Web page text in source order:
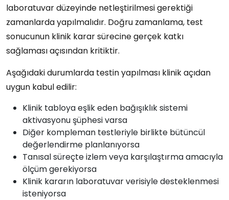
laboratuvar düzeyinde netleştirilmesi gerektiği
zamanlarda yapılmalıdır. Doğru zamanlama, test
sonucunun klinik karar sürecine gerçek katkı
sağlaması açısından kritiktir.
Aşağıdaki durumlarda testin yapılması klinik açıdan
uygun kabul edilir:
Klinik tabloya eşlik eden bağışıklık sistemi
aktivasyonu şüphesi varsa
Diğer kompleman testleriyle birlikte bütüncül
değerlendirme planlanıyorsa
Tanısal süreçte izlem veya karşılaştırma amacıyla
ölçüm gerekiyorsa
Klinik kararın laboratuvar verisiyle desteklenmesi
isteniyorsa